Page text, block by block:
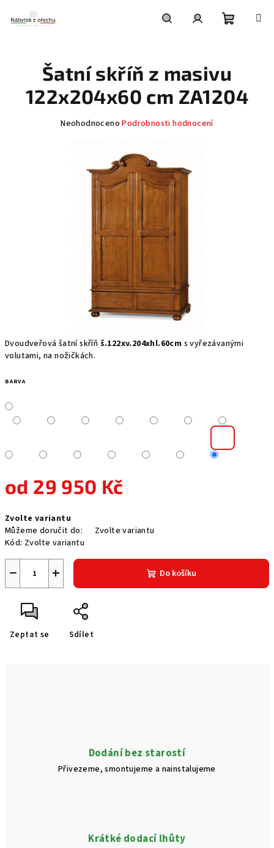
obsah
košík
Dvoudveřová šatní skříň š.122xv.204xhl.60cm s vyřezávanými
volutami, na nožičkách.
BARVA
od 29 950 Kč
cena:
Zvolte variantu
Můžeme doručit do:
Zvolte variantu
Kód: Zvolte variantu
+
− Do košíku
Zeptat se Sdílet
Šatní skříň z masivu
122x204x60 cm ZA1204
Průměrné
hvězdiček.
Neohodnoceno Podrobnosti hodnocení
Dodání bez starostí
Přivezeme, smontujeme a nainstalujeme
Krátké dodací lhůty